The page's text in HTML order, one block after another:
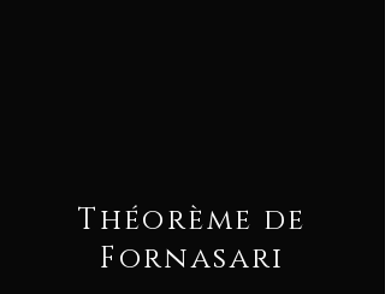
Théorème de
Fornasari